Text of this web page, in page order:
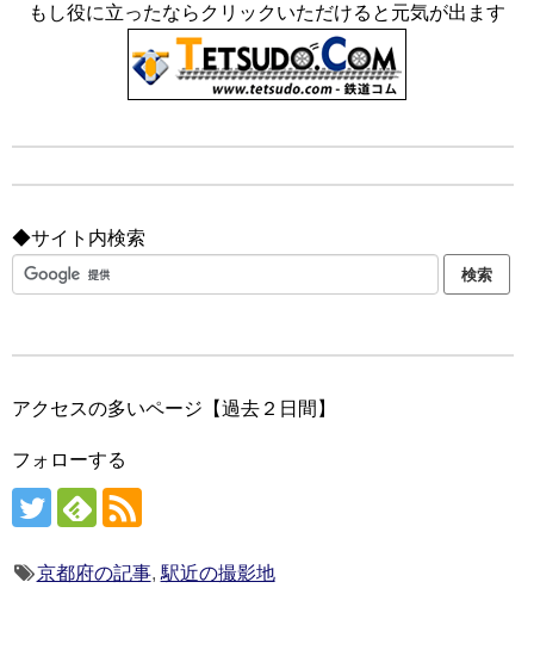
もし役に立ったならクリックいただけると元気が出ます
◆サイト内検索
アクセスの多いページ【過去２日間】
フォローする
京都府の記事, 駅近の撮影地